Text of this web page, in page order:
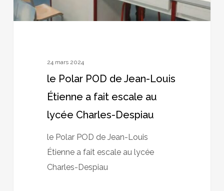
fait
24 mars 2024
le Polar POD de Jean-Louis
Étienne a fait escale au
lycée Charles-Despiau
le Polar POD de Jean-Louis
Étienne a fait escale au lycée
Charles-Despiau